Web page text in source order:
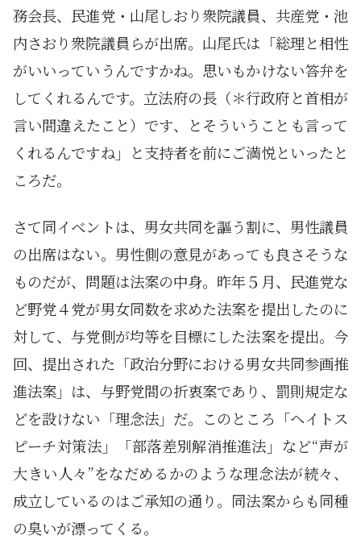
務会長、民進党・山尾しおり衆院議員、共産党・池
内さおり衆院議員らが出席。山尾氏は「総理と相性
がいいっていうんですかね。思いもかけない答弁を
してくれるんです。立法府の長（＊行政府と首相が
言い間違えたこと）です、とそういうことも言って
くれるんですね」と支持者を前にご満悦といったと
ころだ。
さて同イベントは、男女共同を謳う割に、男性議員
の出席はない。男性側の意見があっても良さそうな
ものだが、問題は法案の中身。昨年５月、民進党な
ど野党４党が男女同数を求めた法案を提出したのに
対して、与党側が均等を目標にした法案を提出。今
回、提出された「政治分野における男女共同参画推
進法案」は、与野党間の折衷案であり、罰則規定な
どを設けない「理念法」だ。このところ「ヘイトス
ピーチ対策法」「部落差別解消推進法」など“声が
大きい人々”をなだめるかのような理念法が続々、
成立しているのはご承知の通り。同法案からも同種
の臭いが漂ってくる。